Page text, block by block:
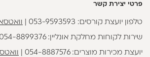
פרטי יצירת קשר
טלפון יועצת קורסים: 053-9593593
שירות לקוחות מחלקת אונליין:8899376
יועצת מכירות מוצרים:054-8887576